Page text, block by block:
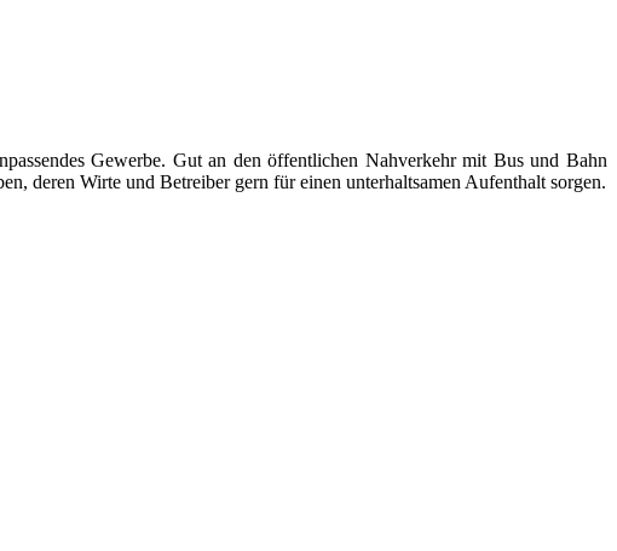
Gewerbe. Gut an den öffentlichen Nahverkehr mit Bus und Bahn
deren Wirte und Betreiber gern für einen unterhaltsamen Aufenthalt sorgen.